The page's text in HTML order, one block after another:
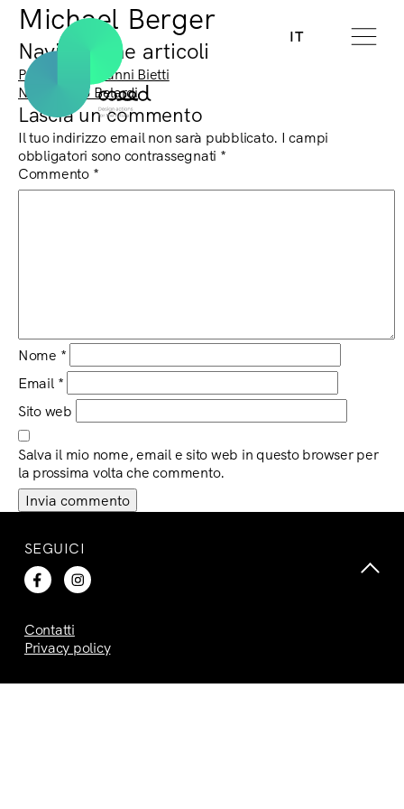
IT
Michael Berger
Navigazione articoli
Previous:
Giovanni Bietti
Next:
Paolo Belardi
Lascia un commento
Il tuo indirizzo email non sarà pubblicato. I campi
obbligatori sono contrassegnati *
Commento *
Nome *
Email *
Sito web
Salva il mio nome, email e sito web in questo browser per
la prossima volta che commento.
SEGUICI
Contatti
Privacy policy